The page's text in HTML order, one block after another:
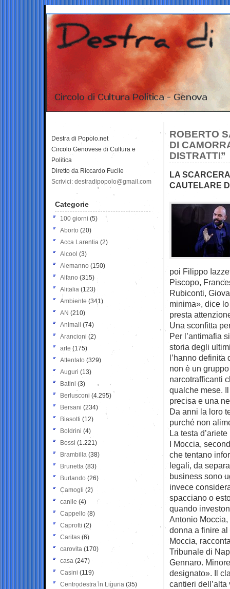
ROBERTO
DI
DISTRATTI”
LA
CAUTELARE
poi Filippo
Piscopo,
Rubiconti,
minima», dice
presta
Una sconfitta
Per l’antimafia
storia degli
l’hanno definita
non è un
narcotrafficanti
qualche mese.
precisa e una
Da anni la loro
purché non
La testa d’ariete
I Moccia,
che tentano
legali, da
business sono
invece
spacciano o
quando
Antonio
donna a finire al
Moccia,
Tribunale di
Gennaro.
designato». Il
cantieri
Destra di Popolo.net
Circolo Genovese di Cultura e
Politica
Diretto da Riccardo Fucile
Scrivici: destradipopolo@gmail.com
Categorie
100 giorni (5)
Aborto (20)
Acca Larentia (2)
Alcool (3)
Alemanno (150)
Alfano (315)
Alitalia (123)
Ambiente (341)
AN (210)
Animali (74)
Arancioni (2)
arte (175)
Attentato (329)
Auguri (13)
Batini (3)
Berlusconi (4.295)
Bersani (234)
Biasotti (12)
Boldrini (4)
Bossi (1.221)
Brambilla (38)
Brunetta (83)
Burlando (26)
Camogli (2)
canile (4)
Cappello (8)
Caprotti (2)
Caritas (6)
carovita (170)
casa (247)
Casini (119)
Centrodestra in Liguria (35)